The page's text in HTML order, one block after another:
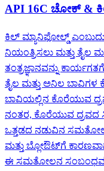
API 16C ಚೋಕ್ &
ಕಿಲ್ ಮ್ಯಾನಿಫೋಲ್ಡ್
ನಿಯಂತ್ರಿಸಲು ಮತ್ತು ತೈಲ
ತಂತ್ರಜ್ಞಾನವನ್ನು
ತೈಲ ಮತ್ತು ಅನಿಲ
ಬಾವಿಯಲ್ಲಿನ ಕೊರೆಯುವ
ನಂತರ, ಕೊರೆಯುವ ದ್ರವದ
ಒತ್ತಡದ ನಡುವಿನ
ಮತ್ತು ಬ್ಲೋಔಟ್‌ಗೆ
ಈ ಸಮತೋಲನ